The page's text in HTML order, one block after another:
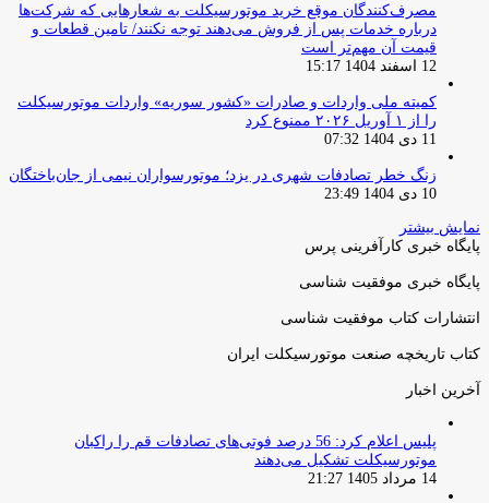
مصرف‌کنندگان موقع خرید موتورسیکلت به شعارهایی که شرکت‌ها
درباره خدمات پس از فروش می‌دهند توجه نکنند/ تامین قطعات و
قیمت آن مهم‌تر است
12 اسفند 1404 15:17
کمیته ملی واردات و صادرات «کشور سوریه» واردات موتورسیکلت
را از ۱ آوریل ۲۰۲۶ ممنوع کرد
11 دی 1404 07:32
زنگ خطر تصادفات شهری در یزد؛ موتورسواران نیمی از جان‌باختگان
10 دی 1404 23:49
نمایش بیشتر
پایگاه خبری کارآفرینی پرس
پایگاه خبری موفقیت شناسی
انتشارات کتاب موفقیت شناسی
کتاب تاریخچه صنعت موتورسیکلت ایران
آخرین اخبار
پلیس اعلام کرد: 56 درصد فوتی‌های تصادفات قم را راکبان
موتورسیکلت تشکیل می‌دهند
14 مرداد 1405 21:27